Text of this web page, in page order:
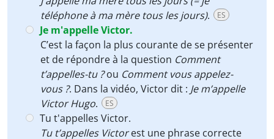
téléphone à ma mère tous les jours). ES
Je m'appelle Victor.
C’est la façon la plus courante de se présenter
et de répondre à la question Comment
t’appelles-tu ?ou Comment vous appelez-
vous ?. Dans la vidéo, Victor dit : Je m’appelle
Victor Hugo. ES
Tu t'appelles Victor.
Tu t’appelles Victorest une phrase correcte